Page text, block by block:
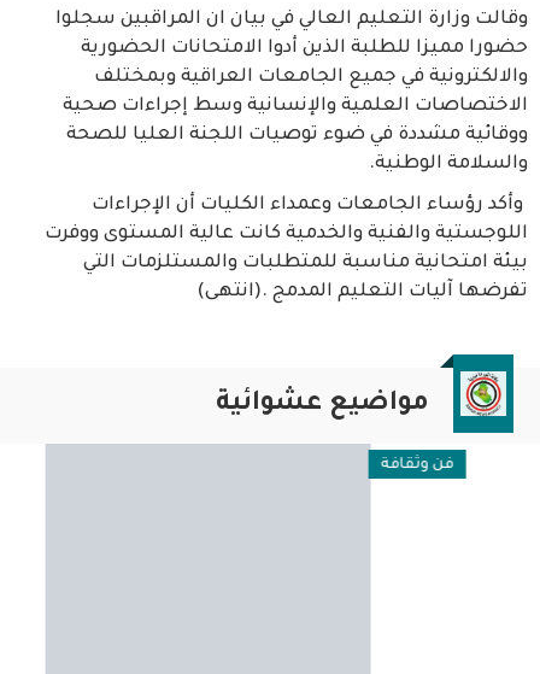
وقالت وزارة التعليم العالي في بيان ان المراقبين سجلوا
حضورا مميزا للطلبة الذين أدوا الامتحانات الحضورية
والالكترونية في جميع الجامعات العراقية وبمختلف
الاختصاصات العلمية والإنسانية وسط إجراءات صحية
ووقائية مشددة في ضوء توصيات اللجنة العليا للصحة
والسلامة الوطنية.
وأكد رؤساء الجامعات وعمداء الكليات أن الإجراءات
اللوجستية والفنية والخدمية كانت عالية المستوى ووفرت
بيئة امتحانية مناسبة للمتطلبات والمستلزمات التي
تفرضها آليات التعليم المدمج .(انتهى)
مواضيع عشوائية
فن وثقافة